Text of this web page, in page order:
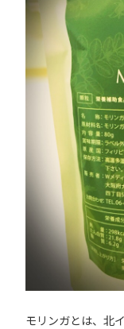
モリンガとは、北